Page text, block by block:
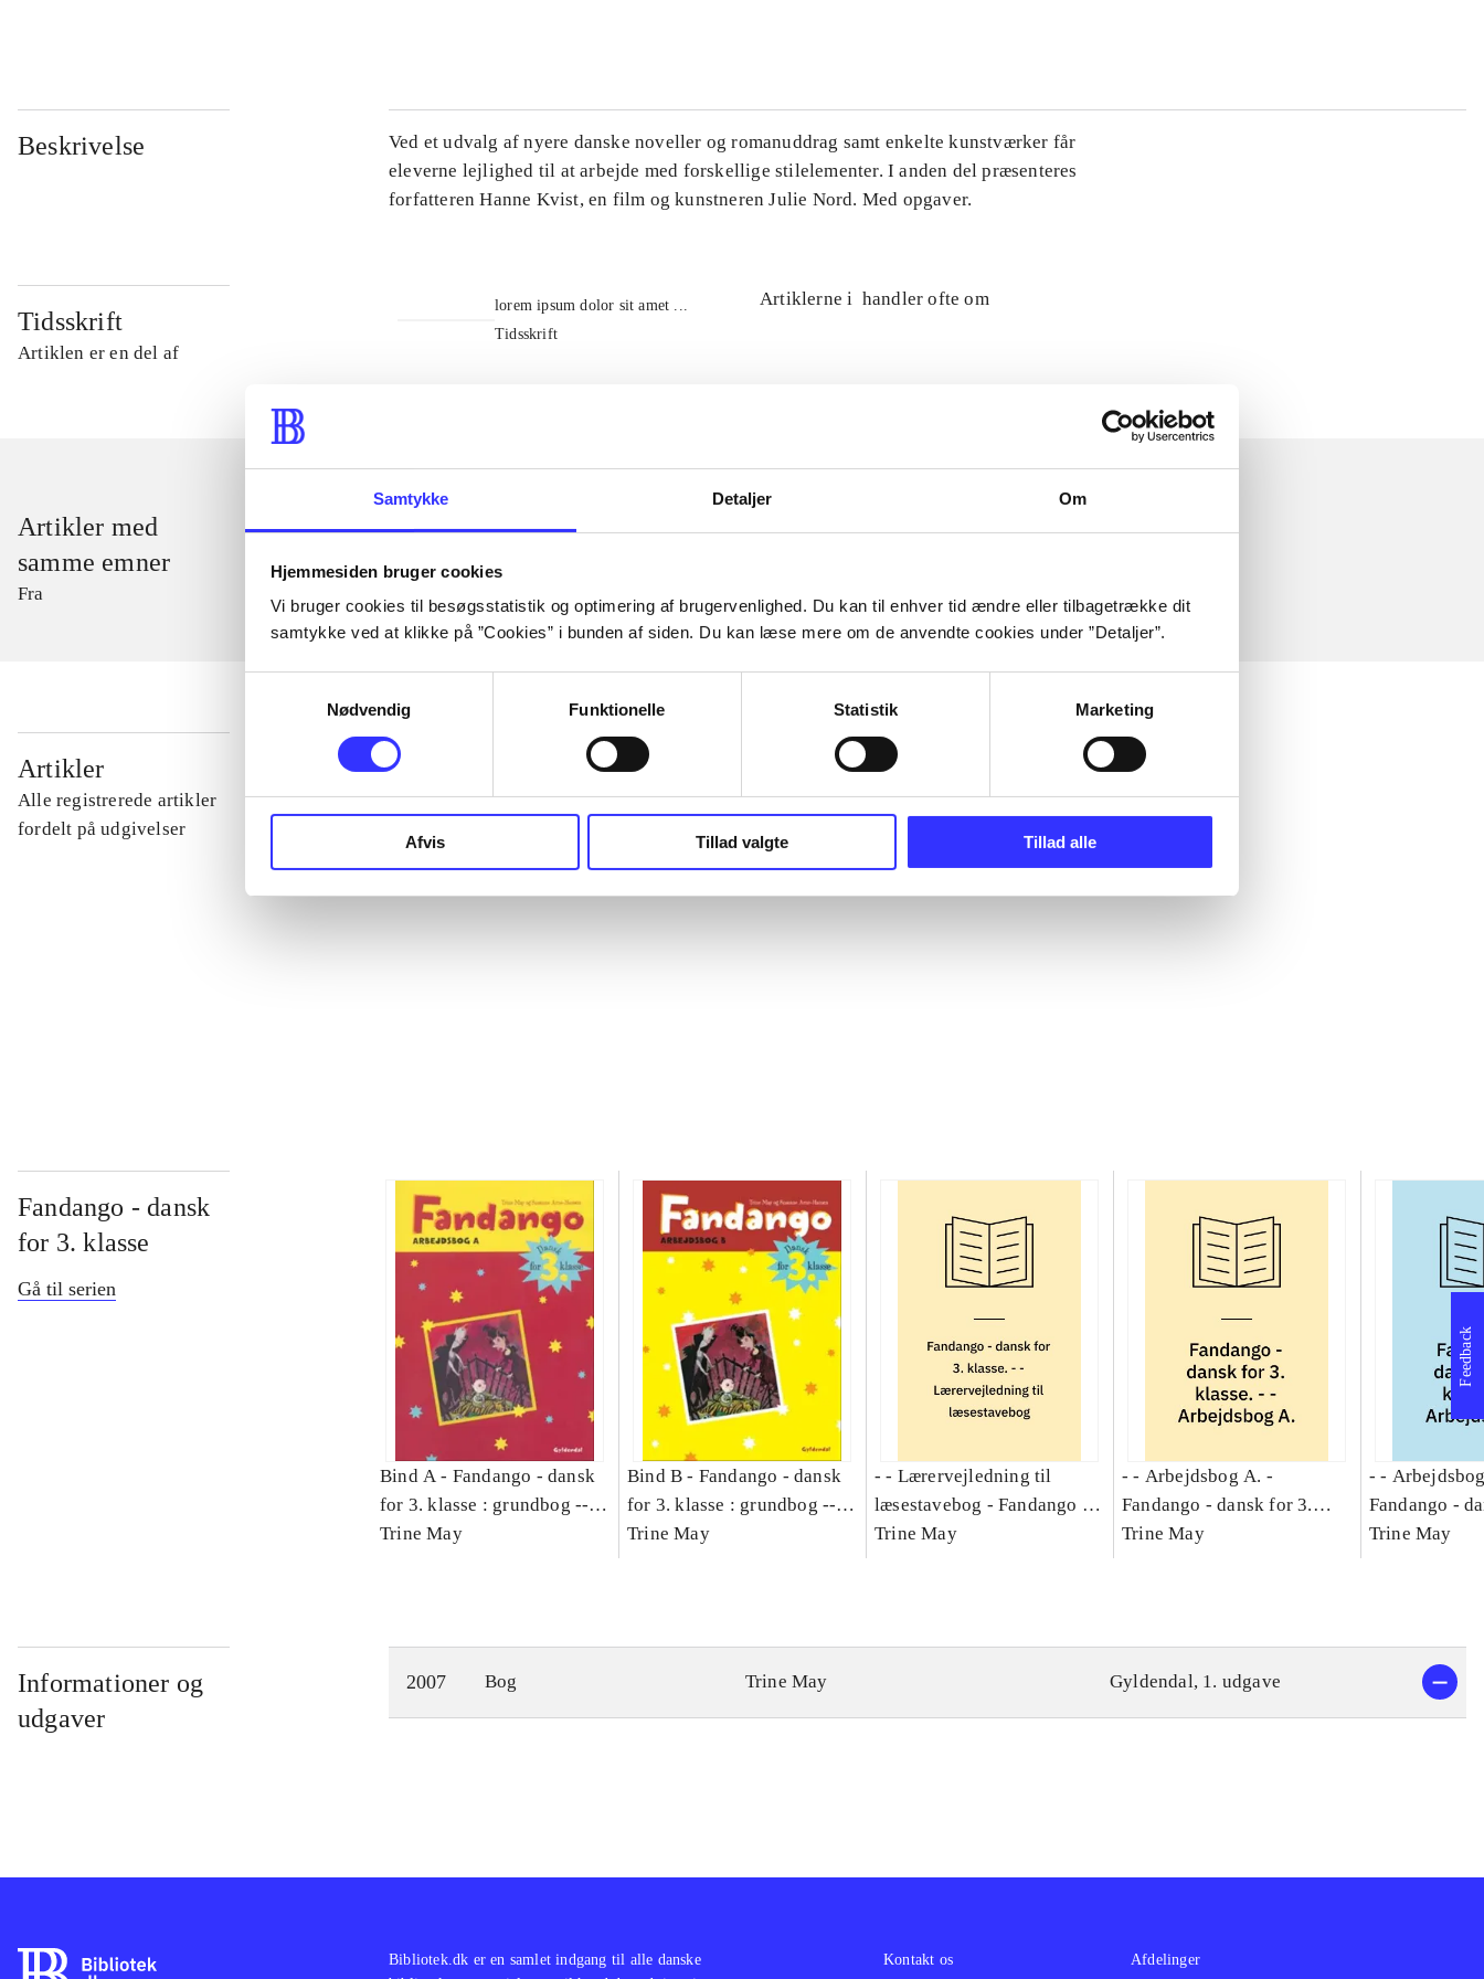
Samtykke Detaljer Om
Hjemmesiden bruger cookies
Vi bruger cookies til besøgsstatistik og optimering af brugervenlighed. Du kan til enhver tid ændre eller tilbagetrække dit
samtykke ved at klikke på ”Cookies” i bunden af siden. Du kan læse mere om de anvendte cookies under ”Detaljer”.
Nødvendig
Funktionelle Statistik Marketing
Afvis Tillad valgte Tillad alle
Beskrivelse
Ved et udvalg af nyere danske noveller og romanuddrag samt enkelte kunstværker får
eleverne lejlighed til at arbejde med forskellige stilelementer. I anden del præsenteres
forfatteren Hanne Kvist, en film og kunstneren Julie Nord. Med opgaver.
Tidsskrift
Artiklen er en del af
lorem ipsum dolor sit amet ...
Tidsskrift
Artiklerne i handler ofte om
Artikler med
samme emner
Fra
Artikler
Alle registrerede artikler
fordelt på udgivelser
...
...
Fandango - dansk
for 3. klasse
Gå til serien
Bind A - Fandango - dansk
for 3. klasse : grundbog --
Arbejdsbog. Bind A
Trine May
Bind B - Fandango - dansk
for 3. klasse : grundbog --
Arbejdsbog. Bind B
Trine May
- - Lærervejledning til
læsestavebog - Fandango -
dansk for 3. klasse :
Trine May
- - Arbejdsbog A. -
Fandango - dansk for 3.
klasse : grundbog. - -
Trine May
- -
Fandango -
klasse :
Trine May
Informationer og
udgaver
2007 Bog Trine May Gyldendal, 1. udgave
Feedback
Bibliotek.dk er en samlet indgang til alle danske
Kontakt os Afdelinger